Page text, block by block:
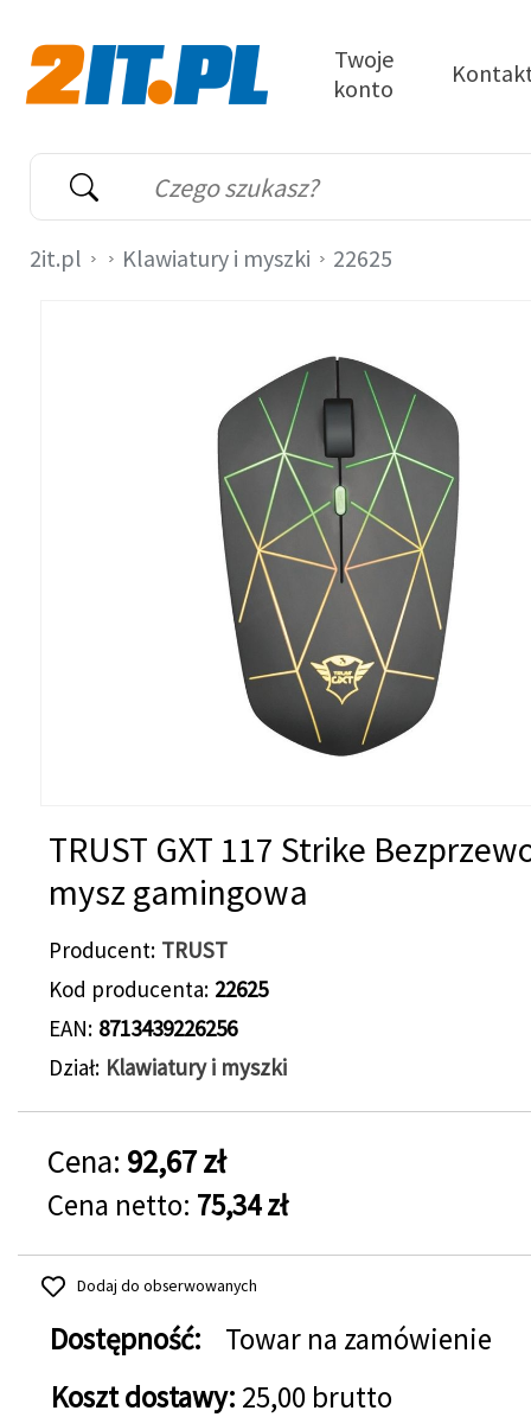
Wyszukiwarka
Słowo kluczowe
Twoje
konto
2it.pl Klawiatury i myszki 22625
TRUST GXT 117 Strike
mysz gamingowa
Producent TRUST
Kod producenta 22625
EAN 8713439226256
Dział Klawiatury i myszki
Cena: 92,67 zł
Cena netto: 75,34 zł
Dodaj do obserwowanych
Dostępność:
Towar na zamówienie
Koszt dostawy: 25,00 brutto